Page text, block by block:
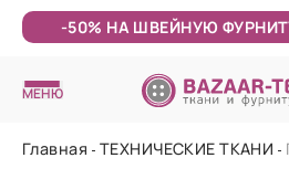
-50% НА ШВЕЙНУЮ
МЕНЮ
Главная ТЕХНИЧЕСКИЕ ТКАНИ